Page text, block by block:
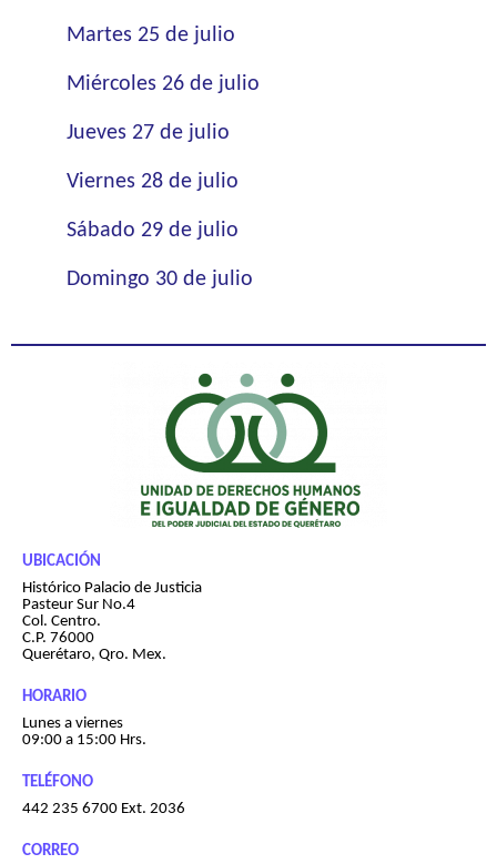
Martes 25 de julio
Miércoles 26 de julio
Jueves 27 de julio
Viernes 28 de julio
Sábado 29 de julio
Domingo 30 de julio
UBICACIÓN
Histórico Palacio de Justicia
Pasteur Sur No.4
Col. Centro.
C.P. 76000
Querétaro, Qro. Mex.
HORARIO
Lunes a viernes
09:00 a 15:00 Hrs.
TELÉFONO
442 235 6700 Ext. 2036
CORREO